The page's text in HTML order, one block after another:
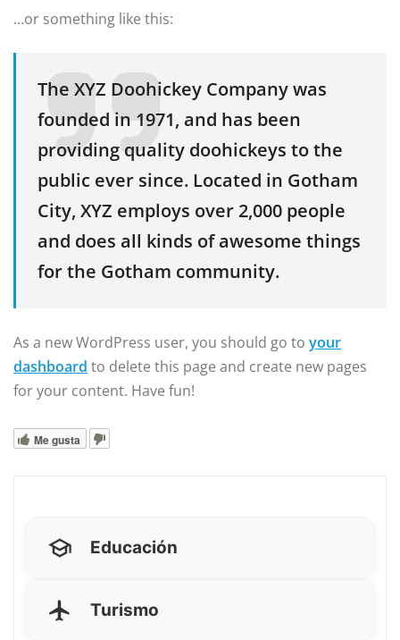
…or something like this:
The XYZ Doohickey Company was
founded in 1971, and has been
providing quality doohickeys to the
public ever since. Located in Gotham
City, XYZ employs over 2,000 people
and does all kinds of awesome things
for the Gotham community.
As a new WordPress user, you should go to your
dashboard to delete this page and create new pages
for your content. Have fun!
Me gusta
Educación
Turismo